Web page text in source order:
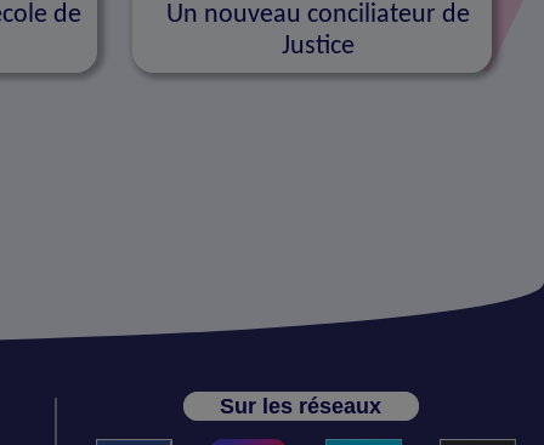
de
Un nouveau conciliateur de
Justice
Sur les réseaux